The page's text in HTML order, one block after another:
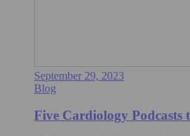
September 29, 2023
Blog
Five Cardiology Podcasts